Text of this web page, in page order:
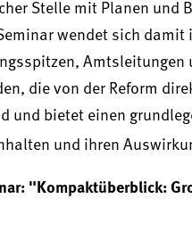
Stelle mit Planen und
wendet sich damit
Amtsleitungen
die von der Reform
und bietet einen
und ihren
"Kompaktüberblick: